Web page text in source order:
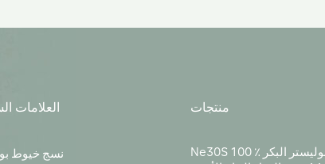
العلامات
نسج خيوط
منتجات
Ne30S 100 ٪ حلقة البوليستر البكر